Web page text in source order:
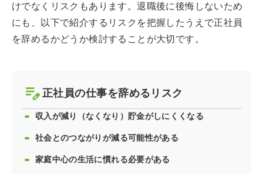
けでなくリスクもあります。退職後に後悔しないため
にも、以下で紹介するリスクを把握したうえで正社員
を辞めるかどうか検討することが大切です。
正社員の仕事を辞めるリスク
収入が減り（なくなり）貯金がしにくくなる
社会とのつながりが減る可能性がある
家庭中心の生活に慣れる必要がある